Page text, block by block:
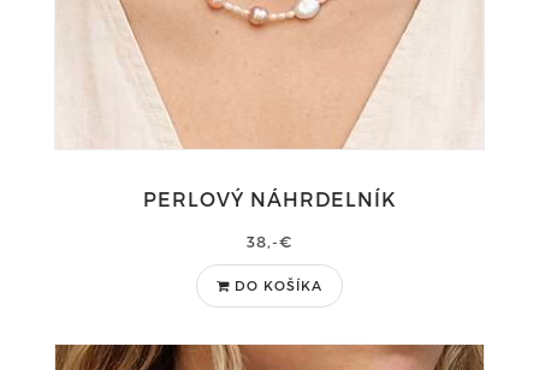
PERLOVÝ NÁHRDELNÍK
38,-€
DO KOŠÍKA